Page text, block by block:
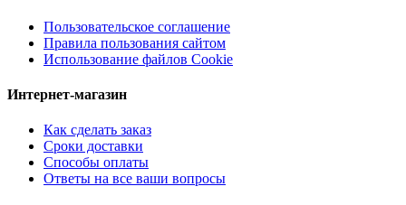
Пользовательское соглашение
Правила пользования сайтом
Использование файлов Cookie
Интернет-магазин
Как сделать заказ
Сроки доставки
Способы оплаты
Ответы на все ваши вопросы